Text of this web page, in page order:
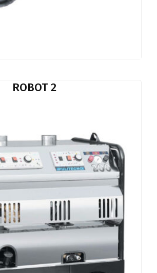
ROBOT 2